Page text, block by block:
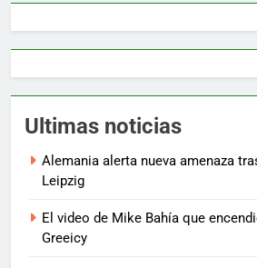
Ultimas noticias
Alemania alerta nueva amenaza
Leipzig
El video de Mike Bahía que
Greeicy